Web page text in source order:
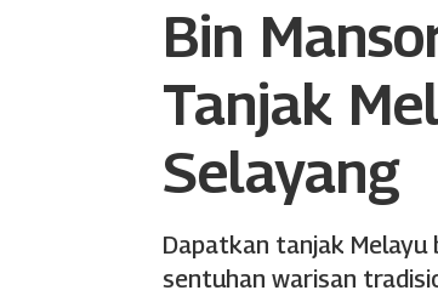
Bin
Tanjak
Selayang
Dapatkan tanjak
sentuhan warisan